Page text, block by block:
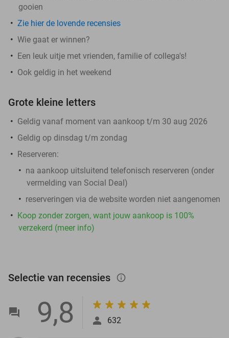
gooien
Zie hier de lovende recensies
Wie gaat er winnen?
Een leuk uitje met vrienden, familie of collega's!
Ook geldig in het weekend
Grote kleine letters
Geldig vanaf moment van aankoop t/m 30 aug 2026
Geldig op dinsdag t/m zondag
Reserveren:
na aankoop uitsluitend telefonisch reserveren (onder
vermelding van Social Deal)
reserveringen via de website worden niet aangenomen
Koop zonder zorgen, want jouw aankoop is 100%
verzekerd (meer info)
Selectie van recensies info_outlined
9,8 632